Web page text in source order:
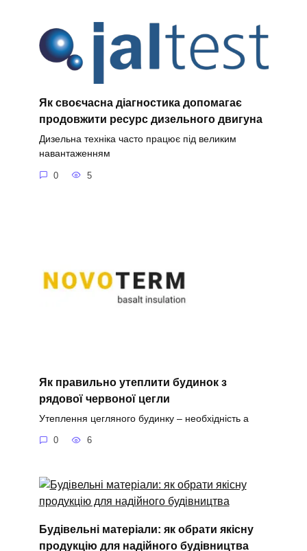
Як своєчасна діагностика допомагає
продовжити ресурс дизельного двигуна
Дизельна техніка часто працює під великим
навантаженням
0 5
Як правильно утеплити будинок з
рядової червоної цегли
Утеплення цегляного будинку – необхідність а
0 6
Будівельні матеріали: як обрати якісну
продукцію для надійного будівництва